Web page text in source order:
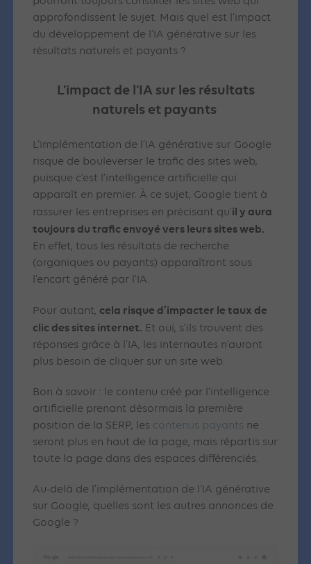
approfondissent le sujet. Mais quel est l’impact
du développement de l’IA générative sur les
résultats naturels et payants ?
L’impact de l’IA sur les résultats
naturels et payants
L’implémentation de l’IA générative sur Google
risque de bouleverser le trafic des sites web,
puisque c’est l’intelligence artificielle qui
apparaît en premier. À ce sujet, Google tient à
rassurer les entreprises en précisant qu’il y aura
toujours du trafic envoyé vers leurs sites web.
En effet, tous les résultats de recherche
(organiques ou payants) apparaîtront sous
l’encart généré par l’IA.
Pour autant, cela risque d’impacter le taux de
clic des sites internet. Et oui, s’ils trouvent des
réponses grâce à l’IA, les internautes n’auront
plus besoin de cliquer sur un site web.
Bon à savoir : le contenu créé par l’intelligence
artificielle prenant désormais la première
position de la SERP, les contenus payants ne
seront plus en haut de la page, mais répartis sur
toute la page dans des espaces différenciés.
Au-delà de l’implémentation de l’IA générative
sur Google, quelles sont les autres annonces de
Google ?